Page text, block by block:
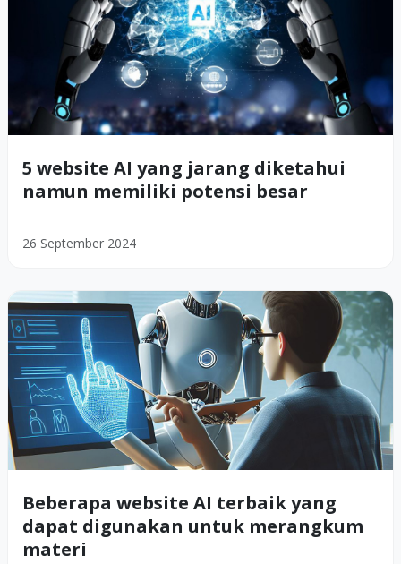
5 website AI yang jarang diketahui
namun memiliki potensi besar
26 September 2024
Beberapa website AI terbaik yang
dapat digunakan untuk merangkum
materi